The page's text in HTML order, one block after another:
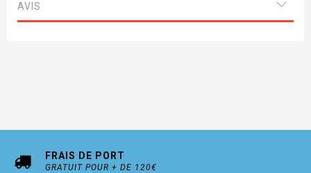
AVIS
FRAIS DE PORT
GRATUIT POUR + DE 120€